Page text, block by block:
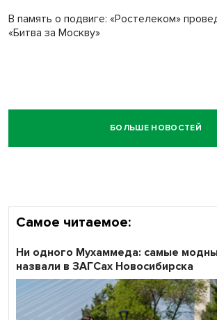
В память о подвиге: «Ростелеком»
«Битва за Москву»
БОЛЬШЕ НОВОСТЕЙ
Самое читаемое:
Ни одного Мухаммеда: самые
назвали в ЗАГСах Новосибирска